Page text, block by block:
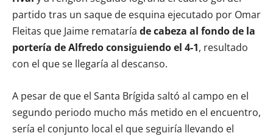
partido tras un saque de esquina ejecutado por Omar
Fleitas que Jaime remataría de cabeza al fondo de la
portería de Alfredo consiguiendo el 4-1, resultado
con el que se llegaría al descanso.
A pesar de que el Santa Brígida saltó al campo en el
segundo periodo mucho más metido en el encuentro,
sería el conjunto local el que seguiría llevando el